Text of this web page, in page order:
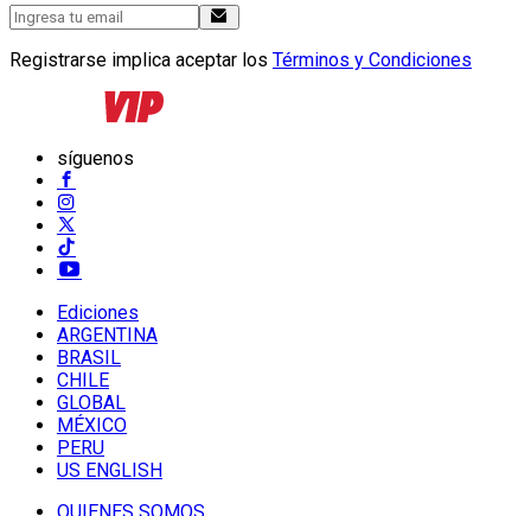
Registrarse implica aceptar los Términos y Condiciones
síguenos
Ediciones
ARGENTINA
BRASIL
CHILE
GLOBAL
MÉXICO
PERU
US ENGLISH